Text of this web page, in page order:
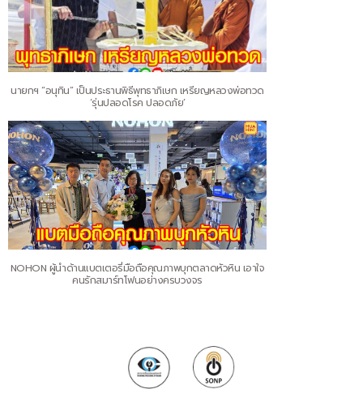
นายกฯ “อนุทิน” เป็นประธานพิธีพุทธาภิเษก เหรียญหลวงพ่อทวด
‘รุ่นปลอดโรค ปลอดภัย’
NOHON ผู้นำด้านแบตเตอรี่มือถือคุณภาพบุกตลาดหัวหิน เอาใจ
คนรักสมาร์ทโฟนอย่างครบวงจร